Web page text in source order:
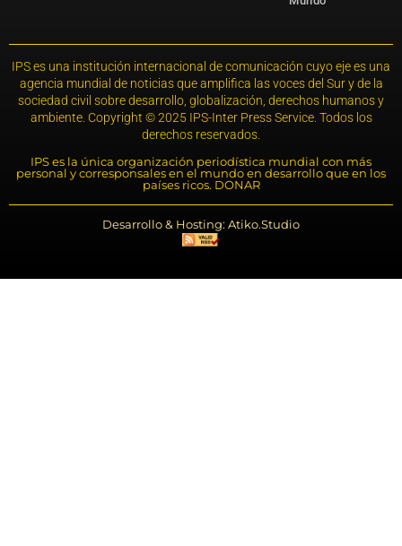
IPS es una institución internacional de comunicación cuyo eje es una
agencia mundial de noticias que amplifica las voces del Sur y de la
sociedad civil sobre desarrollo, globalización, derechos humanos y
ambiente. Copyright © 2025 IPS-Inter Press Service. Todos los
derechos reservados.
IPS es la única organización periodística mundial con más
personal y corresponsales en el mundo en desarrollo que en los
países ricos. DONAR
Desarrollo & Hosting: Atiko.Studio